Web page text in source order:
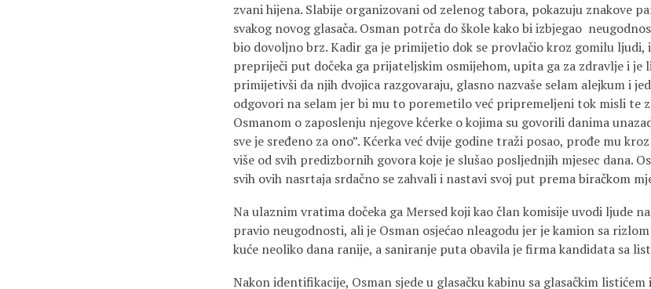
zvani hijena. Slabije organizovani od zelenog tabora, pokazuju znakove
svakog novog glasača. Osman potrča do škole kako bi izbjegao
bio dovoljno brz. Kadir ga je primijetio dok se provlačio kroz gomilu ljudi,
prepriječi put dočeka ga prijateljskim osmijehom, upita ga za zdravlje i je
primijetivši da njih dvojica razgovaraju, glasno nazvaše selam alejkum i
odgovori na selam jer bi mu to poremetilo već pripremeljeni tok misli te
Osmanom o zaposlenju njegove kćerke o kojima su govorili danima
sve je sređeno za ono”. Kćerka već dvije godine traži posao, prođe mu
više od svih predizbornih govora koje je slušao posljednjih mjesec dana.
svih ovih nasrtaja srdačno se zahvali i nastavi svoj put prema biračkom
Na ulaznim vratima dočeka ga Mersed koji kao član komisije uvodi ljude
pravio neugodnosti, ali je Osman osjećao nleagodu jer je kamion sa
kuće neoliko dana ranije, a saniranje puta obavila je firma kandidata sa
Nakon identifikacije, Osman sjede u glasačku kabinu sa glasačkim